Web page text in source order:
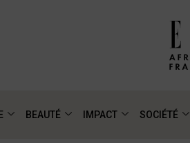
BEAUTÉ IMPACT SOCIÉTÉ